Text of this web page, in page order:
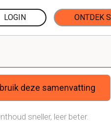
LOGIN ONTDEK
deze samenvatting
sneller, leer beter.